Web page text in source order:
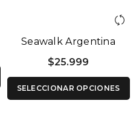
Seawalk Argentina
$25.999
SELECCIONAR OPCIONES